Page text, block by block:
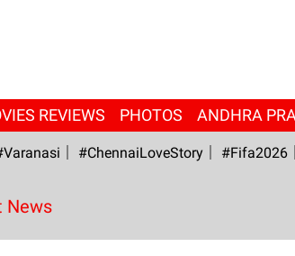
REVIEWS PHOTOS ANDHRA
#ChennaiLoveStory #fifa2026
News